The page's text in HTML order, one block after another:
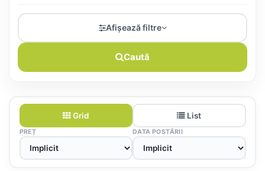
Afișează filtre
Caută
Grid List
PREȚ DATA POSTĂRII